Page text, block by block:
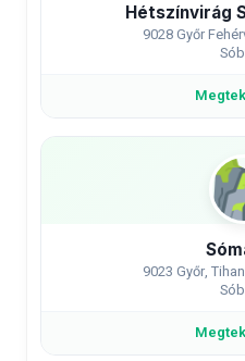
Hétszínvirág
9028 Győr
9023 Győr,